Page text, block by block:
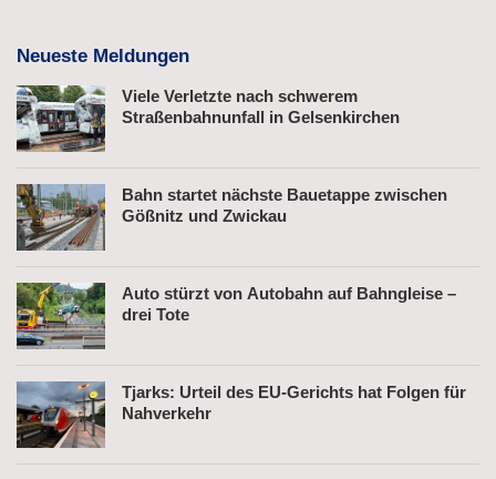
Neueste Meldungen
Viele Verletzte nach schwerem
Straßenbahnunfall in Gelsenkirchen
Bahn startet nächste Bauetappe zwischen
Gößnitz und Zwickau
Auto stürzt von Autobahn auf Bahngleise –
drei Tote
Tjarks: Urteil des EU-Gerichts hat Folgen für
Nahverkehr